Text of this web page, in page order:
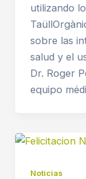
utilizando
sobre las
salud y el
Dr. Roger
equipo
Noticias